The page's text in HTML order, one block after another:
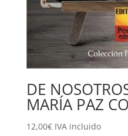
DE
MARÍA PAZ
12,00€ IVA incluido